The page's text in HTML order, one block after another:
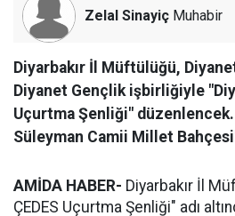
Zelal Sinayiç Muhabir
Diyarbakır İl Müftülüğü,
Diyanet Gençlik işbirliğiyle
Uçurtma Şenliği"
Süleyman Camii Millet
AMİDA HABER- Diyarbakır İl
ÇEDES Uçurtma Şenliği" adı